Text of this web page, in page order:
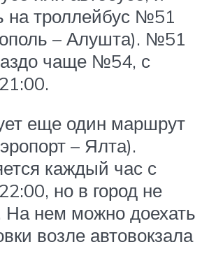
на троллейбус №51
– Алушта). №51
чаще №54, с
еще один маршрут
– Ялта).
каждый час с
но в город не
На нем можно доехать
возле автовокзала